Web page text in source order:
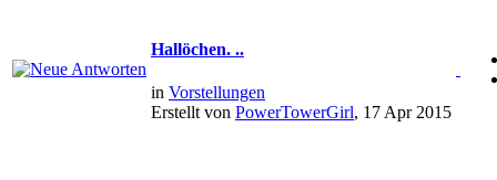
Hallöchen. ..
in Vorstellungen
Erstellt von PowerTowerGirl, 17 Apr 2015